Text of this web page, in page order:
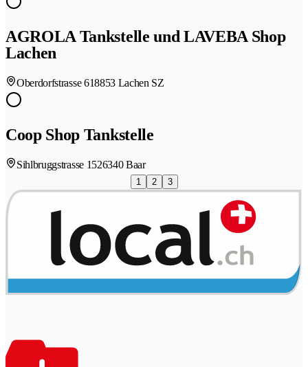
AGROLA Tankstelle und LAVEBA Shop
Lachen
Oberdorfstrasse 618853 Lachen SZ
Coop Shop Tankstelle
Sihlbruggstrasse 1526340 Baar
1 2 3